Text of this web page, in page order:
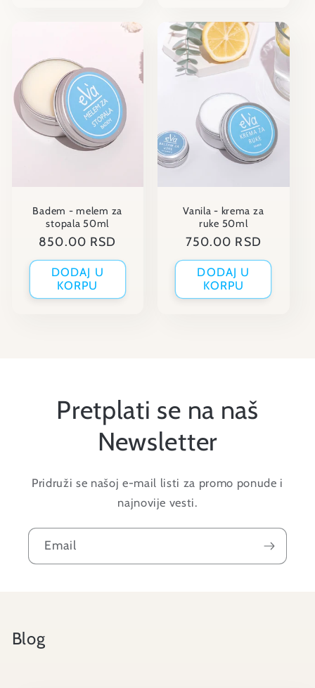
Badem - melem za
stopala 50ml
Regular
price
850.00 RSD
DODAJ U
KORPU
Vanila - krema za
ruke 50ml
Regular
price
750.00 RSD
DODAJ U
KORPU
Pretplati se na naš
Newsletter
Pridruži se našoj e-mail listi za promo ponude i
najnovije vesti.
Email
Blog